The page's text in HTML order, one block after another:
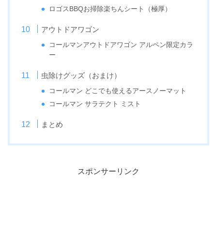
ロゴスBBQお掃除楽ちんシート（極厚）
アウトドアワゴン
コールマンアウトドアワゴン アルペン限定カラ
ー
虫除けグッズ（おまけ）
コールマン どこでも使えるアースノーマット
コールマン サラテクト ミスト
まとめ
スポンサーリンク